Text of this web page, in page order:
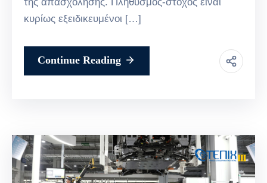
κυρίως εξειδικευμένοι […]
Continue Reading